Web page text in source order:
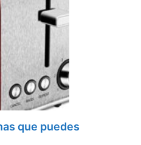
que puedes